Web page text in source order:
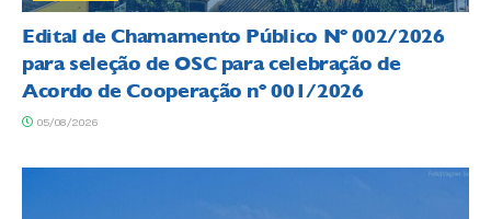
Edital de Chamamento Público Nº 002/2026
para seleção de OSC para celebração de
Acordo de Cooperação nº 001/2026
05/08/2026